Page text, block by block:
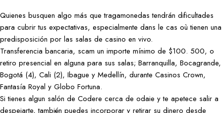
Quienes busquen algo más que tragamonedas tendrán dificultades
para cubrir tus expectativas, especialmente dans le cas où tienen una
predisposición por las salas de casino en vivo.
Transferencia bancaria, scam un importe mínimo de $100. 500, o
retiro presencial en alguna para sus salas; Barranquilla, Bocagrande,
Bogotá (4), Cali (2), Ibague y Medellín, durante Casinos Crown,
Fantasía Royal y Globo Fortuna.
Si tienes algun salón de Codere cerca de odaie y te apetece salir a
despejarte, también puedes incorporar y retirar su dinero desde